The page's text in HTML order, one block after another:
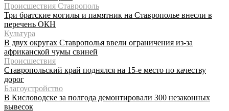
Происшествия Ставрополь
Три братские могилы и памятник на Ставрополье внесли в
перечень ОКН
Культура
В двух округах Ставрополья ввели ограничения из-за
африканской чумы свиней
Происшествия
Ставропольский край поднялся на 15-е место по качеству
дорог
Благоустройство
В Кисловодске за полгода демонтировали 300 незаконных
вывесок